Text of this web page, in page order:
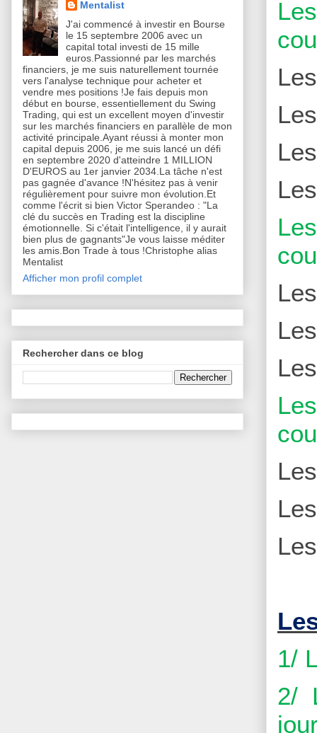
1/
2/
Mentalist
J'ai commencé à investir en Bourse
le 15 septembre 2006 avec un
capital total investi de 15 mille
euros.Passionné par les marchés
financiers, je me suis naturellement tournée
vers l'analyse technique pour acheter et
vendre mes positions !Je fais depuis mon
début en bourse, essentiellement du Swing
Trading, qui est un excellent moyen d'investir
sur les marchés financiers en parallèle de mon
activité principale.Ayant réussi à monter mon
capital depuis 2006, je me suis lancé un défi
en septembre 2020 d'atteindre 1 MILLION
D'EUROS au 1er janvier 2034.La tâche n'est
pas gagnée d'avance !N'hésitez pas à venir
régulièrement pour suivre mon évolution.Et
comme l'écrit si bien Victor Sperandeo : "La
clé du succès en Trading est la discipline
émotionnelle. Si c'était l'intelligence, il y aurait
bien plus de gagnants"Je vous laisse méditer
les amis.Bon Trade à tous !Christophe alias
Mentalist
Afficher mon profil complet
Rechercher dans ce blog